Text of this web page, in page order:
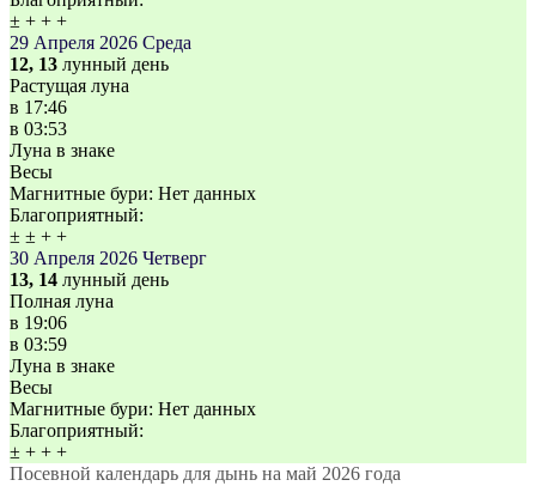
± + + +
29 Апреля 2026 Среда
12, 13 лунный день
Растущая луна
в 17:46
в 03:53
Луна в знаке
Весы
Магнитные бури: Нет данных
Благоприятный:
± ± + +
30 Апреля 2026 Четверг
13, 14 лунный день
Полная луна
в 19:06
в 03:59
Луна в знаке
Весы
Магнитные бури: Нет данных
Благоприятный:
± + + +
Посевной календарь для дынь на май 2026 года